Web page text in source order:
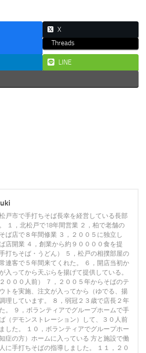
X
Threads
LINE
戸市で手打ちそば長幸を経営している長部
１，北松戸で18年間営業 ２，柏で老舗の
ば店で８年間修業 ３，２００５に独立し
店開業 ４，創業から約９００００食を提
ちそば・うどん） ５，松戸の相撲部屋の
連客で５年間来てくれた。 ６，開店当初か
入ってから天ぷらを揚げて提供している。
２０００人前） ７，２００５年からそばのテ
トを実施、注文が入ってから（ゆでる、揚
理しています。 ８，弱冠２３歳で店長２年
。 ９，ボランティアでグループホームで手
（デモンストレーション）して、３０人前
した。 １０，ボランティアでグループホー
症の方）ホームに入っている 方と施設で働
に手打ちそばの指導しました。 １１，２０